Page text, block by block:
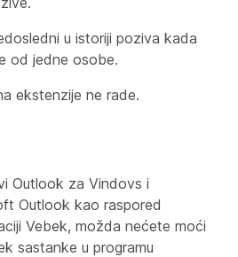
u istoriji poziva kada
od jedne osobe.
ekstenzije ne rade.
Outlook za Vindovs i
Outlook kao raspored
Vebek, možda nećete moći
sastanke u programu